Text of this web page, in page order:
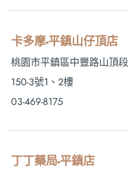
卡多摩-平鎮山仔頂店
桃園市平鎮區中豐路山頂段
150-3號1、2樓
03-469-8175
丁丁藥局-平鎮店